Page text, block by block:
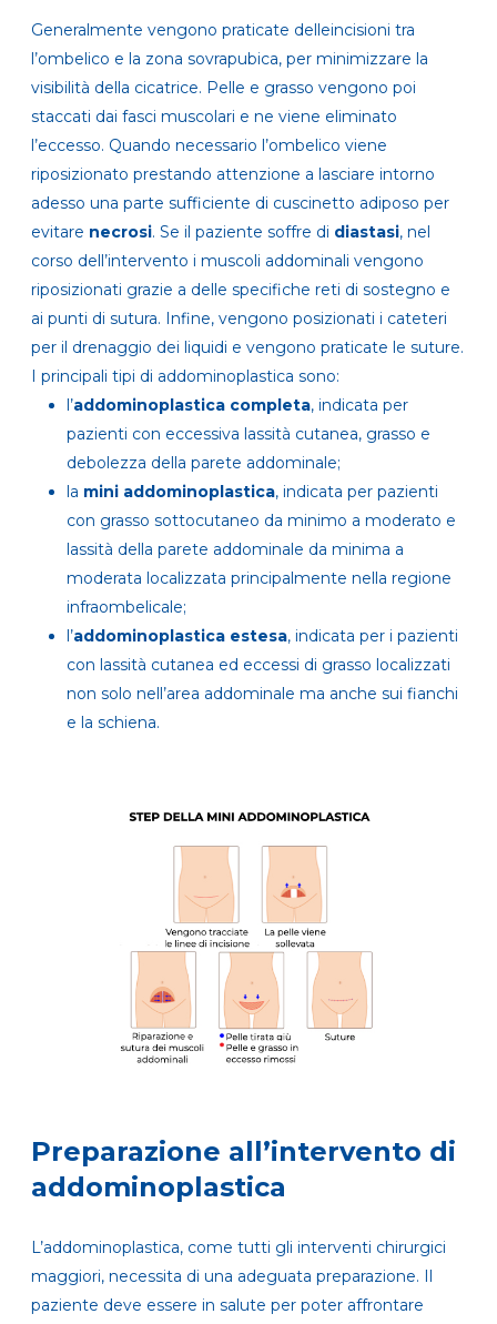
Generalmente vengono praticate delleincisioni tra
l’ombelico e la zona sovrapubica, per minimizzare la
visibilità della cicatrice. Pelle e grasso vengono poi
staccati dai fasci muscolari e ne viene eliminato
l’eccesso. Quando necessario l’ombelico viene
riposizionato prestando attenzione a lasciare intorno
adesso una parte sufficiente di cuscinetto adiposo per
evitare necrosi. Se il paziente soffre di diastasi, nel
corso dell’intervento i muscoli addominali vengono
riposizionati grazie a delle specifiche reti di sostegno e
ai punti di sutura. Infine, vengono posizionati i cateteri
per il drenaggio dei liquidi e vengono praticate le suture.
I principali tipi di addominoplastica sono:
l’addominoplastica completa, indicata per
pazienti con eccessiva lassità cutanea, grasso e
debolezza della parete addominale;
la mini addominoplastica, indicata per pazienti
con grasso sottocutaneo da minimo a moderato e
lassità della parete addominale da minima a
moderata localizzata principalmente nella regione
infraombelicale;
l’addominoplastica estesa, indicata per i pazienti
con lassità cutanea ed eccessi di grasso localizzati
non solo nell’area addominale ma anche sui fianchi
e la schiena.
Preparazione all’intervento di
addominoplastica
L’addominoplastica, come tutti gli interventi chirurgici
maggiori, necessita di una adeguata preparazione. Il
paziente deve essere in salute per poter affrontare